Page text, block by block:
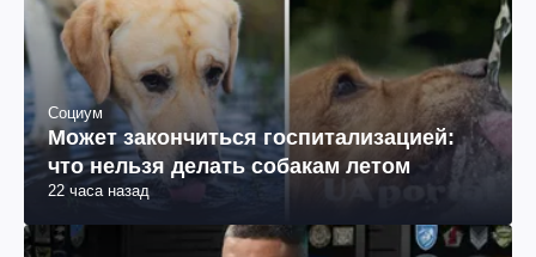
Социум
Может закончиться госпитализацией:
что нельзя делать собакам летом
22 часа назад